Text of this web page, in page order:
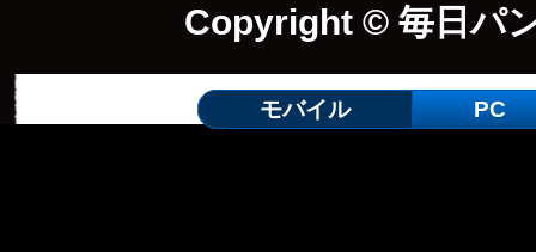
Copyright © 毎日パ
モバイル PC